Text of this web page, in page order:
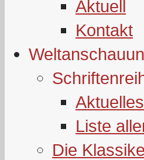
Aktuell
Kontakt
Aktuelles
Liste
Die